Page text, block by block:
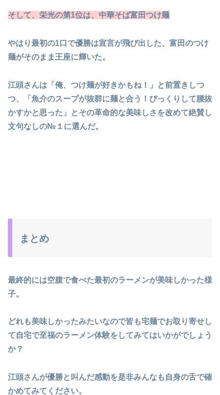
そして、栄光の第1位は、中華そば富田つけ麺
やはり最初の1口で優勝は宣言が飛び出した、富田のつけ
麺がそのまま王座に輝いた。
江頭さんは「俺、つけ麺が好きかもね！」と前置きしつ
つ、「魚介のスープが抜群に麺と合う！びっくりして腰抜
かすかと思った」とその革命的な美味しさを改めて絶賛し
文句なしの№１に選んだ。
まとめ
最終的には空腹で食べた最初のラーメンが美味しかった様
子。
どれも美味しかったみたいなので皆も宅麺でお取り寄せし
て自宅で至福のラーメン体験をしてみてはいかがでしょう
か？
江頭さんが優勝と叫んだ感動を是非みんなも自身の舌で確
かめてみてください。